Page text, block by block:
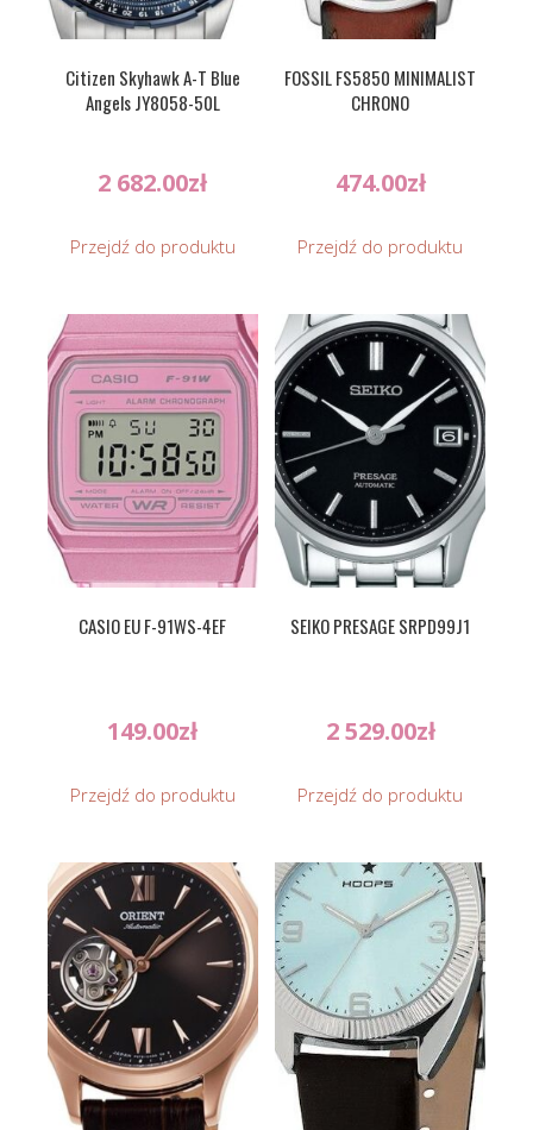
Citizen Skyhawk A-T Blue
Angels JY8058-50L
2 682.00zł
Przejdź do produktu
FOSSIL FS5850 MINIMALIST
CHRONO
474.00zł
Przejdź do produktu
CASIO EU F-91WS-4EF
149.00zł
Przejdź do produktu
SEIKO PRESAGE SRPD99J1
2 529.00zł
Przejdź do produktu